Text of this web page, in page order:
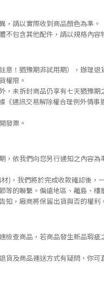
，請以實際收到商品顏色為準。
不包含其他配件，請以規格內容
意！猶豫期非試用期），辦理退
權限。
，未拆封商品仍享有七天猶豫期
通訊交易解除權合理例外情事
發票。
，依我們向您另行通知之內容為
)，我們將於完成收款確認後，
等的聯繫。偏遠地區、離島、樓
知，廠商將保留出貨與否的權利
檢查商品，若商品發生新品瑕疵
貨及商品運送方式有疑問，你